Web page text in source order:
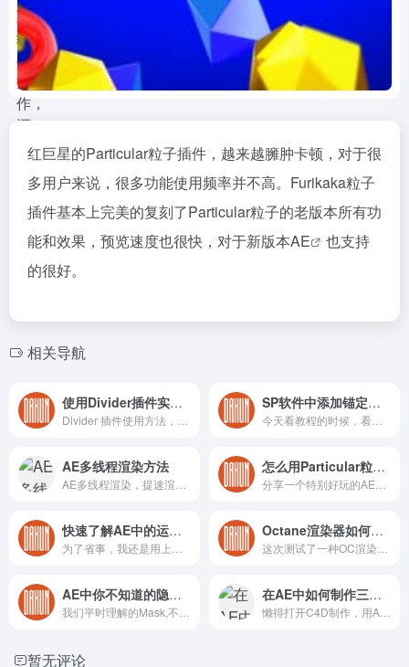
红巨星的Particular粒子插件，越来越臃肿卡顿，对于很
多用户来说，很多功能使用频率并不高。Furikaka粒子
插件基本上完美的复刻了Particular粒子的老版本所有功
能和效果，预览速度也很快，对于新版本AE
也支持
的很好。
相关导航
使用Divider插件实现不规则克隆效果 SP软件中添加锚定点是怎么使用的？
AE多线程渲染方法 怎么用Particular粒子做DNA效果（你确定这么做么？）
快速了解AE中的运功追踪 Octane渲染器如何渲染出科技线框
AE中你不知道的隐藏功能-Mask与特效 在AE中如何制作三维扭曲的动画
暂无评论